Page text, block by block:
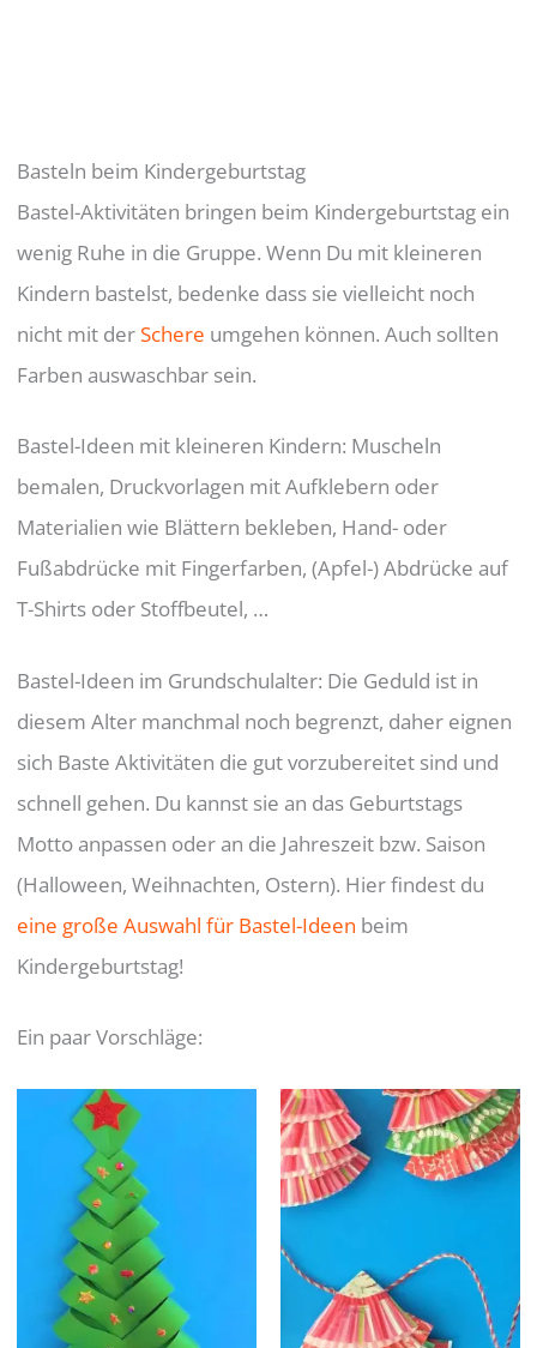
Basteln beim Kindergeburtstag
Bastel-Aktivitäten bringen beim Kindergeburtstag ein
wenig Ruhe in die Gruppe. Wenn Du mit kleineren
Kindern bastelst, bedenke dass sie vielleicht noch
nicht mit derSchere umgehen können. Auch sollten
Farben auswaschbar sein.
Bastel-Ideen mit kleineren Kindern: Muscheln
bemalen, Druckvorlagen mit Aufklebern oder
Materialien wie Blättern bekleben, Hand- oder
Fußabdrücke mit Fingerfarben, (Apfel-) Abdrücke auf
T-Shirts oder Stoffbeutel, …
Bastel-Ideen im Grundschulalter: Die Geduld ist in
diesem Alter manchmal noch begrenzt, daher eignen
sich Baste Aktivitäten die gut vorzubereitet sind und
schnell gehen. Du kannst sie an das Geburtstags
Motto anpassen oder an die Jahreszeit bzw. Saison
(Halloween, Weihnachten, Ostern). Hier findest du
eine große Auswahl für Bastel-Ideen beim
Kindergeburtstag!
Ein paar Vorschläge: